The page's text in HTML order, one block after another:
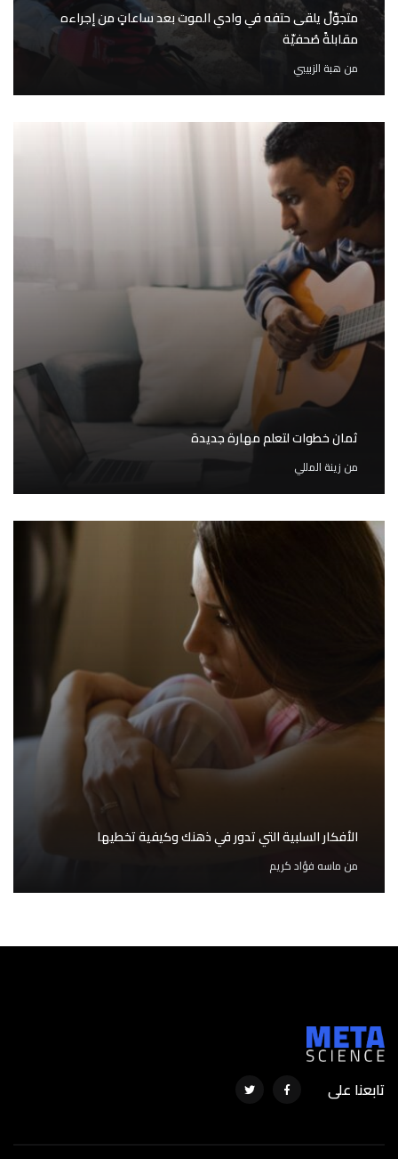
متجوّلٌ يلقى حتفه في وادي الموت بعد ساعاتٍ من إجراءه
مقابلةً صُحفيّة
من هبة الزبيبي
ثمان خطوات لتعلم مهارة جديدة
من زينة المللي
الأفكار السلبية التي تدور في ذهنك وكيفية تخطيها
من ماسه فؤاد كريم
تابعنا على